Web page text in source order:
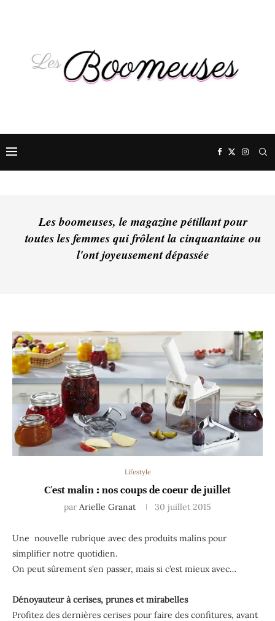
Les boomeuses, le magazine pétillant pour
toutes les femmes qui frôlent la cinquantaine ou
l'ont joyeusement dépassée
Lifestyle
C'est malin : nos coups de coeur de juillet
par Arielle Granat 30 juillet 2015
Une nouvelle rubrique avec des produits malins pour
simplifier notre quotidien.
On peut sûrement s’en passer, mais si c’est mieux avec…
Dénoyauteur à cerises, prunes et mirabelles
Profitez des dernières cerises pour faire des confitures, avant